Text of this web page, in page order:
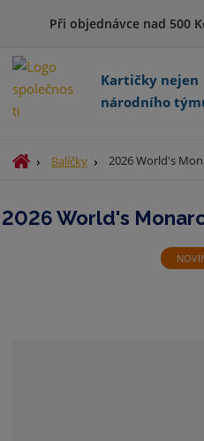
Při objednávce nad 500
Kartičky nejen
národního
Ú
d
Balíčky 2026 World's
2026 World's